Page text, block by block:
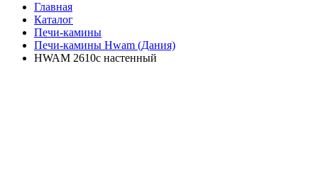
Главная
Каталог
Печи-камины
Печи-камины Hwam (Дания)
HWAM 2610c настенный